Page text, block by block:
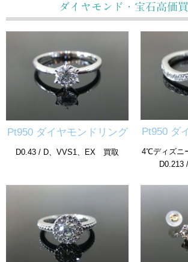
ダイヤモンド・宝石高価
Pt950 ダイヤモンドリング
D0.43 / D、VVS1、EX 買取
Pt950 ダ
4℃ディズニ
D0.213